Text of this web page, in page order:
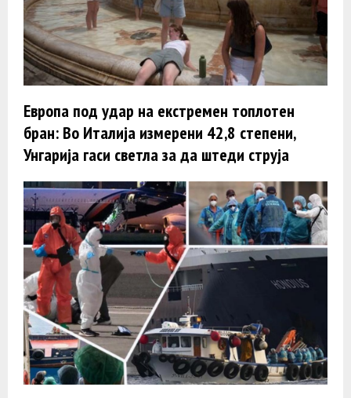
Европа под удар на екстремен топлотен
бран: Во Италија измерени 42,8 степени,
Унгарија гаси светла за да штеди струја